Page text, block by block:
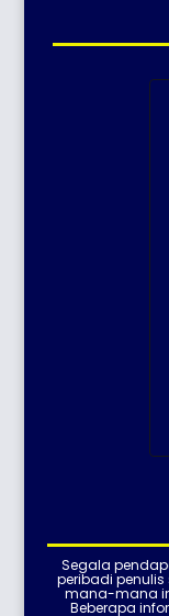
Segala
peribadi
mana-mana
Beberapa